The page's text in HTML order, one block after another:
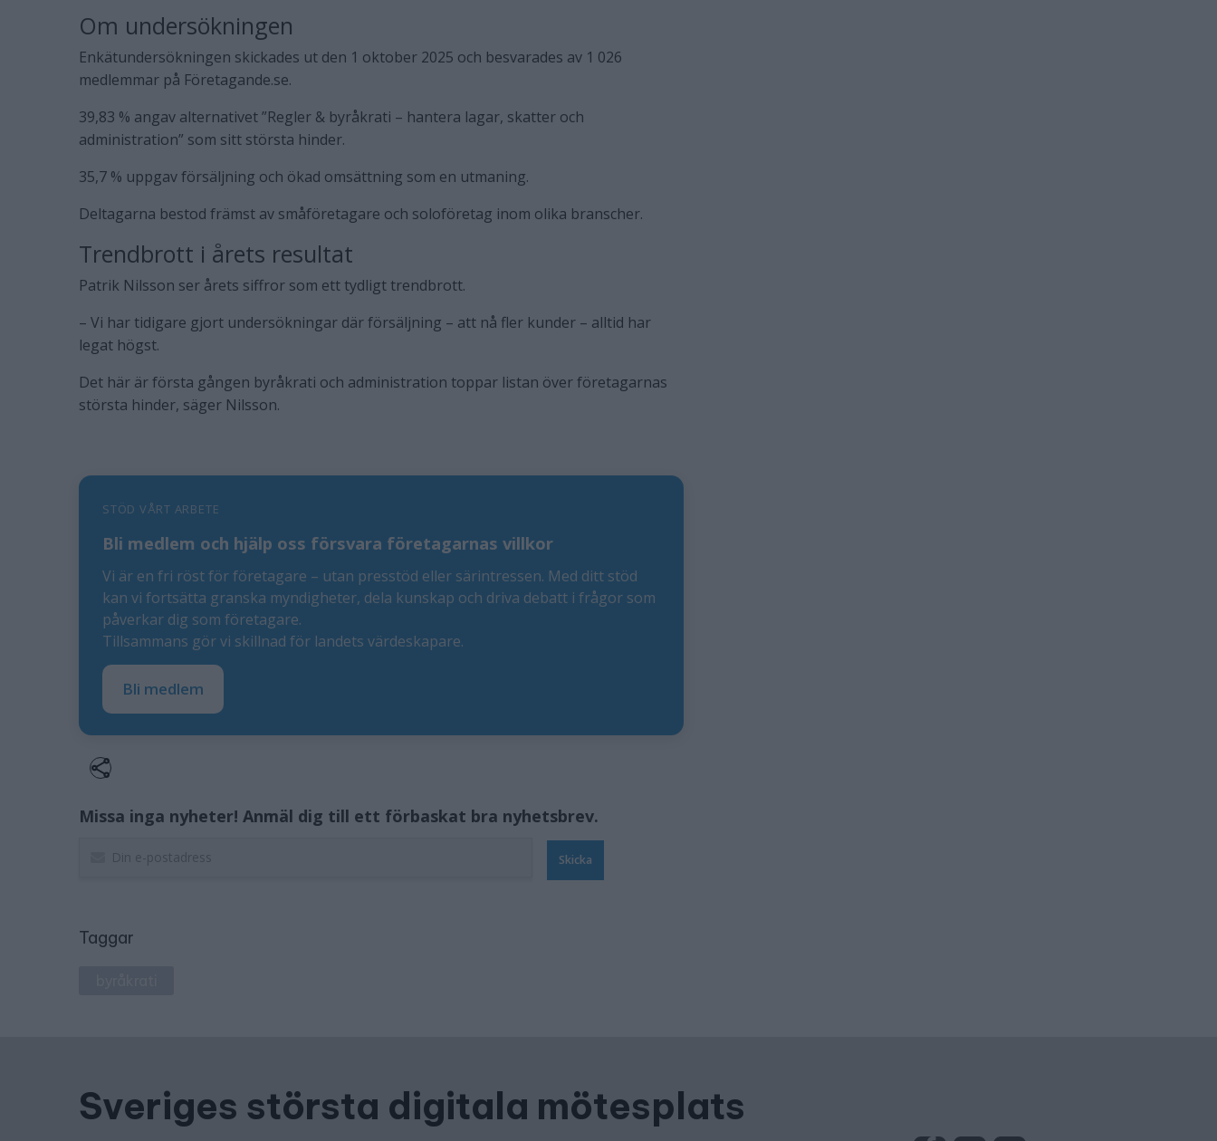
Om undersökningen
Enkätundersökningen skickades ut den 1 oktober 2025 och besvarades av 1 026
medlemmar på Företagande.se.
39,83 % angav alternativet ”Regler & byråkrati – hantera lagar, skatter och
administration” som sitt största hinder.
35,7 % uppgav försäljning och ökad omsättning som en utmaning.
Deltagarna bestod främst av småföretagare och soloföretag inom olika branscher.
Trendbrott i årets resultat
Patrik Nilsson ser årets siffror som ett tydligt trendbrott.
– Vi har tidigare gjort undersökningar där försäljning – att nå fler kunder – alltid har
legat högst.
Det här är första gången byråkrati och administration toppar listan över företagarnas
största hinder, säger Nilsson.
STÖD VÅRT ARBETE
Bli medlem och hjälp oss försvara företagarnas villkor
Vi är en fri röst för företagare – utan presstöd eller särintressen. Med ditt stöd
kan vi fortsätta granska myndigheter, dela kunskap och driva debatt i frågor som
påverkar dig som företagare.
Tillsammans gör vi skillnad för landets värdeskapare.
Bli medlem
Missa inga nyheter! Anmäl dig till ett förbaskat bra nyhetsbrev.
Skicka
Taggar
Sveriges största digitala mötesplats